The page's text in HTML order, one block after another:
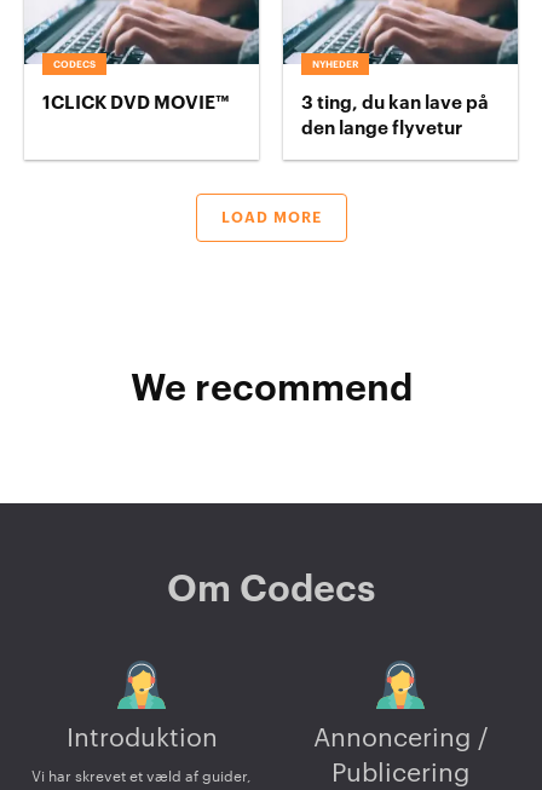
CODECS
1CLICK DVD MOVIE™
NYHEDER
3 ting, du kan lave på
den lange flyvetur
LOAD MORE
We recommend
Om Codecs
Introduktion
Vi har skrevet et væld af guider,
Annoncering /
Publicering